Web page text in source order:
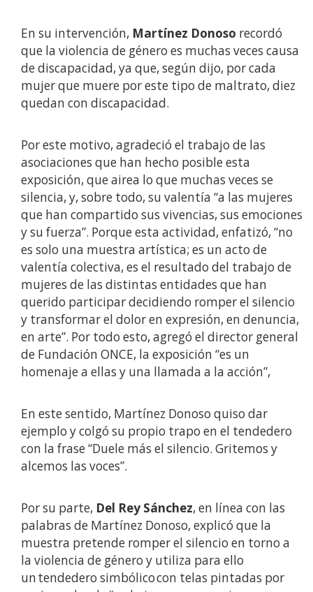
En su intervención, Martínez Donoso recordó
que la violencia de género es muchas veces causa
de discapacidad, ya que, según dijo, por cada
mujer que muere por este tipo de maltrato, diez
quedan con discapacidad.
Por este motivo, agradeció el trabajo de las
asociaciones que han hecho posible esta
exposición, que airea lo que muchas veces se
silencia, y, sobre todo, su valentía “a las mujeres
que han compartido sus vivencias, sus emociones
y su fuerza”. Porque esta actividad, enfatizó, “no
es solo una muestra artística; es un acto de
valentía colectiva, es el resultado del trabajo de
mujeres de las distintas entidades que han
querido participar decidiendo romper el silencio
y transformar el dolor en expresión, en denuncia,
en arte”. Por todo esto, agregó el director general
de Fundación ONCE, la exposición “es un
homenaje a ellas y una llamada a la acción”,
En este sentido, Martínez Donoso quiso dar
ejemplo y colgó su propio trapo en el tendedero
con la frase “Duele más el silencio. Gritemos y
alcemos las voces”.
Por su parte, Del Rey Sánchez, en línea con las
palabras de Martínez Donoso, explicó que la
muestra pretende romper el silencio en torno a
la violencia de género y utiliza para ello
un tendedero simbólico con telas pintadas por